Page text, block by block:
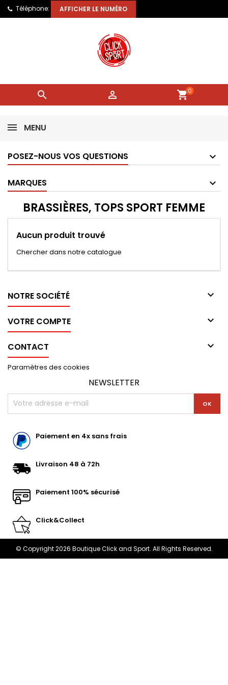
Téléphone: AFFICHER LE NUMÉRO
  shopping_cart0
MENU
POSEZ-NOUS VOS QUESTIONS
MARQUES
BRASSIÈRES, TOPS SPORT FEMME
Aucun produit trouvé
Chercher dans notre catalogue
NOTRE SOCIÉTÉ 
VOTRE COMPTE 
CONTACT 
Paramètres des cookies
NEWSLETTER
Paiement en 4x sans frais
Livraison 48 à 72h
Paiement 100% sécurisé
Click&Collect
© Copyright 2026 Boutique Click and Sport. All Rights Reserved.